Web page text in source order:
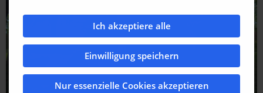
Ich akzeptiere alle
Einwilligung speichern
Nur essenzielle Cookies akzeptieren